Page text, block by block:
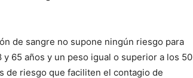
de sangre no supone ningún riesgo para
65 años y un peso igual o superior a los 50
de riesgo que faciliten el contagio de